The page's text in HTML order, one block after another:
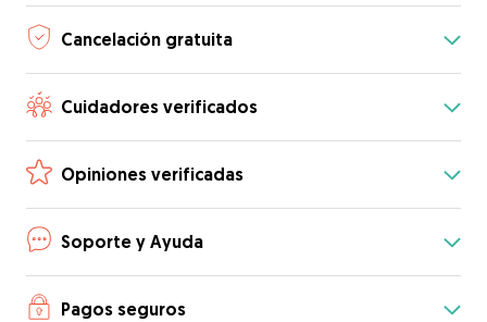
Cancelación gratuita
Cuidadores verificados
Opiniones verificadas
Soporte y Ayuda
Pagos seguros